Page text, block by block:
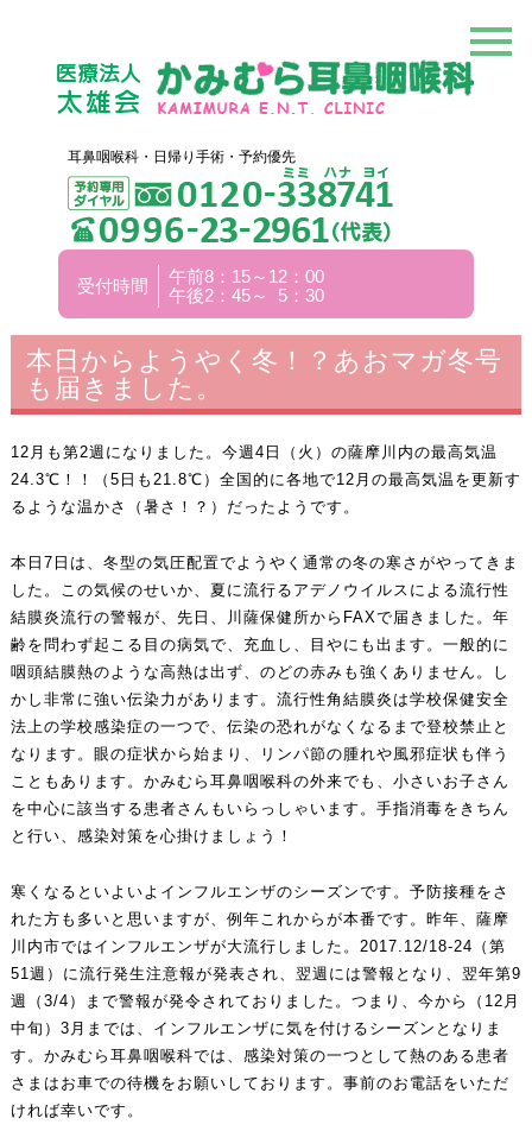
耳鼻咽喉科・日帰り手術・予約優先
受付時間
午前8：15～12：00
午後2：45～ 5：30
本日からようやく冬！？あおマガ冬号
も届きました。
12月も第2週になりました。今週4日（火）の薩摩川内の最高気温
24.3℃！！（5日も21.8℃）全国的に各地で12月の最高気温を更新す
るような温かさ（暑さ！？）だったようです。
本日7日は、冬型の気圧配置でようやく通常の冬の寒さがやってきま
した。この気候のせいか、夏に流行るアデノウイルスによる流行性
結膜炎流行の警報が、先日、川薩保健所からFAXで届きました。年
齢を問わず起こる目の病気で、充血し、目やにも出ます。一般的に
咽頭結膜熱のような高熱は出ず、のどの赤みも強くありません。し
かし非常に強い伝染力があります。流行性角結膜炎は学校保健安全
法上の学校感染症の一つで、伝染の恐れがなくなるまで登校禁止と
なります。眼の症状から始まり、リンパ節の腫れや風邪症状も伴う
こともあります。かみむら耳鼻咽喉科の外来でも、小さいお子さん
を中心に該当する患者さんもいらっしゃいます。手指消毒をきちん
と行い、感染対策を心掛けましょう！
寒くなるといよいよインフルエンザのシーズンです。予防接種をさ
れた方も多いと思いますが、例年これからが本番です。昨年、薩摩
川内市ではインフルエンザが大流行しました。2017.12/18-24（第
51週）に流行発生注意報が発表され、翌週には警報となり、翌年第9
週（3/4）まで警報が発令されておりました。つまり、今から（12月
中旬）3月までは、インフルエンザに気を付けるシーズンとなりま
す。かみむら耳鼻咽喉科では、感染対策の一つとして熱のある患者
さまはお車での待機をお願いしております。事前のお電話をいただ
ければ幸いです。